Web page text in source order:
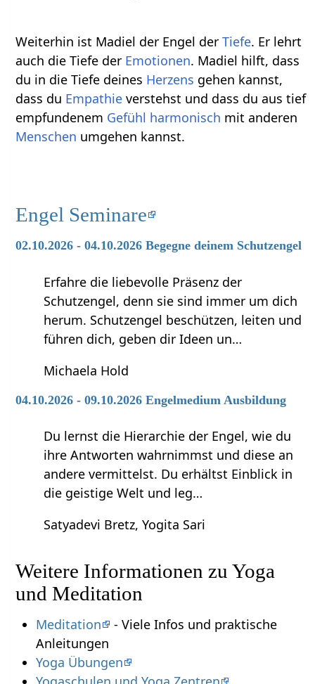
Weiterhin ist Madiel der Engel derTiefe. Er lehrt
auch die Tiefe der Emotionen. Madiel hilft, dass
du in die Tiefe deines Herzens gehen kannst,
dass du Empathie verstehst und dass du aus tief
empfundenem Gefühl harmonisch mit anderen
Menschen umgehen kannst.
Engel Seminare
02.10.2026 - 04.10.2026 Begegne deinem Schutzengel
Erfahre die liebevolle Präsenz der
Schutzengel, denn sie sind immer um dich
herum. Schutzengel beschützen, leiten und
führen dich, geben dir Ideen un…
Michaela Hold
04.10.2026 - 09.10.2026 Engelmedium Ausbildung
Du lernst die Hierarchie der Engel, wie du
ihre Antworten wahrnimmst und diese an
andere vermittelst. Du erhältst Einblick in
die geistige Welt und leg…
Satyadevi Bretz, Yogita Sari
Weitere Informationen zu Yoga
und Meditation
Meditation
- Viele Infos und praktische
Anleitungen
Yoga Übungen